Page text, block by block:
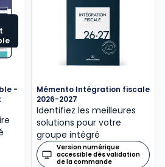
-
Mémento Intégration fiscale
2026-2027
Identifiez les meilleures
solutions pour votre
groupe intégré
Version numérique
accessible dès validation
de la commande